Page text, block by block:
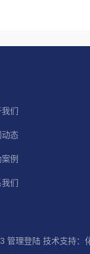
们
动态
例
们
管理登陆 技术支持：